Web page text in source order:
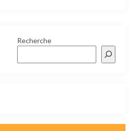
Recherche